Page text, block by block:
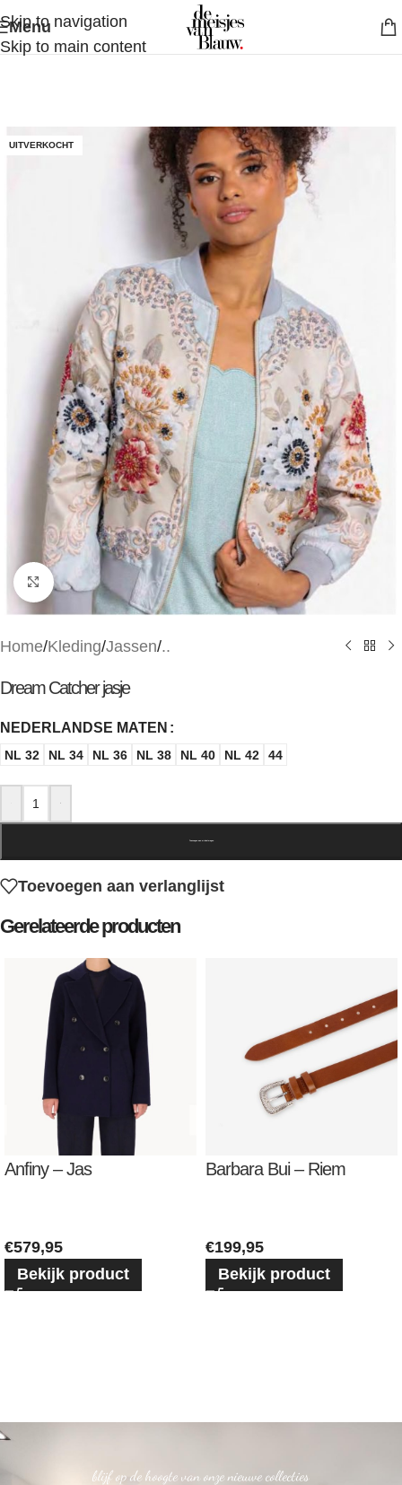
Skip to navigation
Skip to main content
Menu
UITVERKOCHT
Klik om te vergroten
Home/Kleding/Jassen/..
Dream Catcher jasje
NEDERLANDSE MATEN
NL 32 NL 34 NL 36 NL 38 NL 40 NL 42 44
Toevoegen aan verlanglijst
Gerelateerde producten
Anfiny – Jas
€579,95
Bekijk product
Barbara Bui – Riem
€199,95
Bekijk product
blijf op de hoogte van onze nieuwe collecties